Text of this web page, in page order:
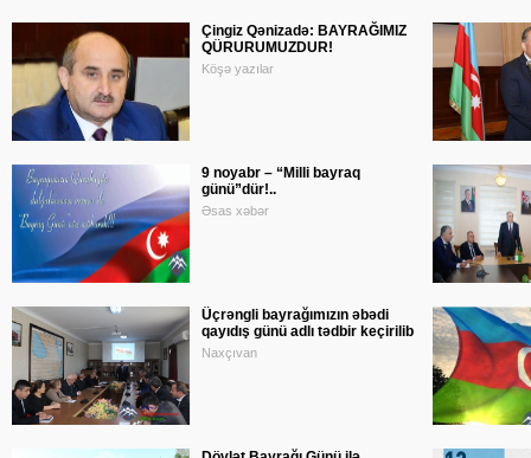
Çingiz Qənizadə: BAYRAĞIMIZ
QÜRURUMUZDUR!
Köşə yazılar
9 noyabr – “Milli bayraq
günü”dür!..
Əsas xəbər
Üçrəngli bayrağımızın əbədi
qayıdış günü adlı tədbir keçirilib
Naxçıvan